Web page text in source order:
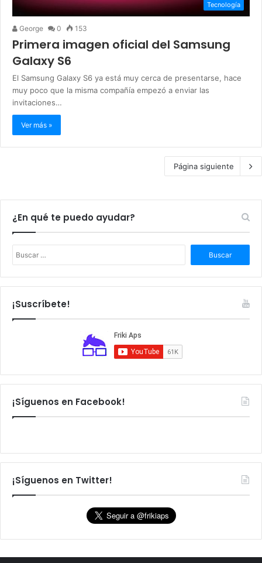
Tecnología
George 0 153
Primera imagen oficial del Samsung
Galaxy S6
El Samsung Galaxy S6 ya está muy cerca de presentarse, hace
muy poco que la misma compañía empezó a enviar las
invitaciones…
Ver más »
Página siguiente
¿En qué te puedo ayudar?
s
c
¡Suscríbete!
¡Síguenos en Facebook!
¡Síguenos en Twitter!